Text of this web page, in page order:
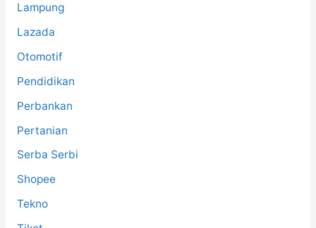
Lampung
Lazada
Otomotif
Pendidikan
Perbankan
Pertanian
Serba Serbi
Shopee
Tekno